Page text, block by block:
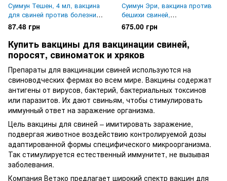
Суимун Тешен, 4 мл, вакцина
для свиней против болезни
Тешена
87.48 грн
Суимун Эри, вакцина против
бешихи свиней,
инактивированная, 50 доз
675.00 грн
Купить вакцины для вакцинации свиней,
поросят, свиноматок и хряков
Препараты для вакцинации свиней используются на
свиноводческих фермах во всем мире. Вакцины содержат
антигены от вирусов, бактерий, бактериальных токсинов
или паразитов. Их дают свиньям, чтобы стимулировать
иммунный ответ на заражение организма.
Цель вакцины для свиней – имитировать заражение,
подвергая животное воздействию контролируемой дозы
адаптированной формы специфического микроорганизма.
Так стимулируется естественный иммунитет, не вызывая
заболевания.
Компания Ветэко предлагает широкий спектр вакцин для